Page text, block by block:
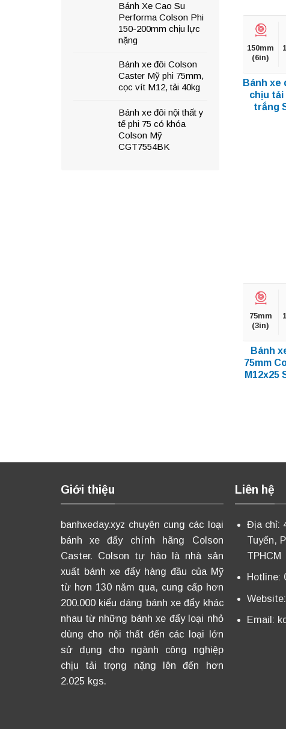
Bánh Xe Cao Su
Performa Colson Phi
150-200mm chịu lực
nặng
Bánh xe đôi Colson
Caster Mỹ phi 75mm,
cọc vít M12, tải 40kg
Bánh xe đôi nội thất y
tế phi 75 có khóa
Colson Mỹ
CGT7554BK
150mm
(6in)
Bánh xe
chịu tải
trắng
75mm
(3in)
Bánh
75mm
M12x25
Giới thiệu
banhxeday.xyz chuyên cung các loại
bánh xe đẩy chính hãng Colson
Caster. Colson tự hào là nhà sản
xuất bánh xe đẩy hàng đầu của Mỹ
từ hơn 130 năm qua, cung cấp hơn
200.000 kiểu dáng bánh xe đẩy khác
nhau từ những bánh xe đẩy loại nhỏ
dùng cho nội thất đến các loại lớn
sử dụng cho ngành công nghiệp
chịu tải trọng nặng lên đến hơn
2.025 kgs.
Liên hệ
Địa chỉ:
Tuyển,
TPHCM
Hotline:
Email: